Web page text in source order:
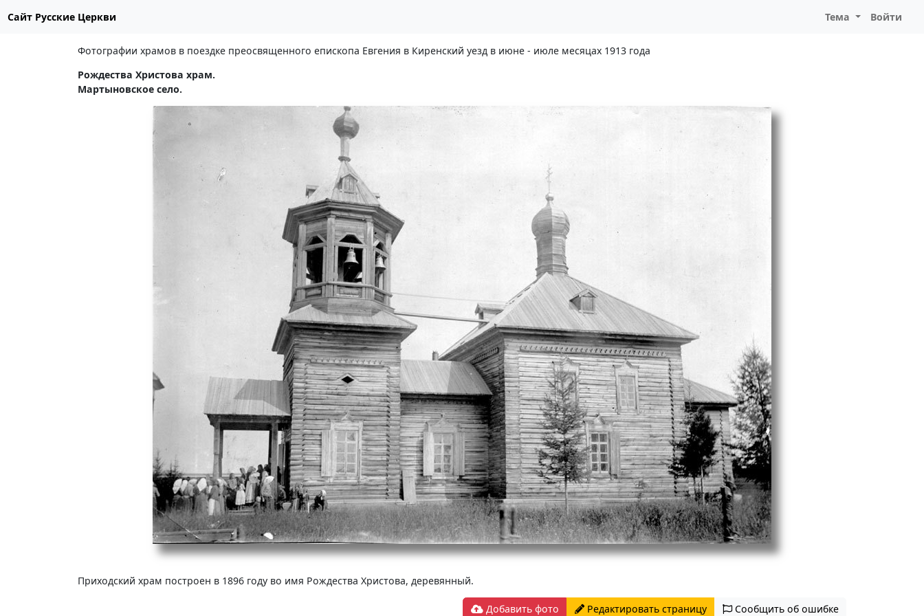
Сайт Русские Церкви Тема Войти
Фотографии храмов в поездке преосвященного епископа Евгения в Киренский уезд в июне - июле месяцах 1913 года
Рождества Христова храм.
Мартыновское село.
Приходский храм построен в 1896 году во имя Рождества Христова, деревянный.
Добавить фото Редактировать страницу Сообщить об ошибке